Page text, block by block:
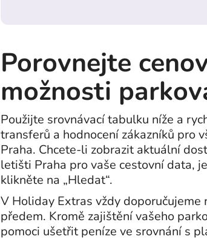
Porovnejte
možnosti
Použijte srovnávací tabulku níže a
transferů a hodnocení zákazníků pro
Praha. Chcete-li zobrazit aktuální
letišti Praha pro vaše cestovní data,
klikněte na „Hledat“.
V Holiday Extras vždy
předem. Kromě zajištění vašeho
pomoci ušetřit peníze ve srovnání s